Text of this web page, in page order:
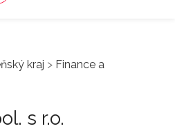
kraj > Finance a
s r.o.